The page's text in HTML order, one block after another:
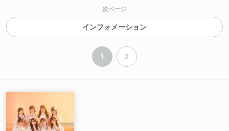
次ページ
インフォメーション
1 2